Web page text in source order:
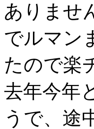
ありませ
でルマン
たので楽
去年今年
うで、途